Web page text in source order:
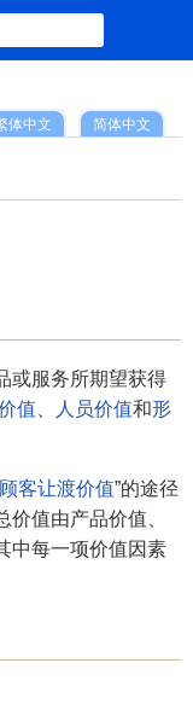
简体中文
体中文
服务所期望获得
值 人员价值和形
顾客让渡价值”的途径
值由产品价值、
中每一项价值因素